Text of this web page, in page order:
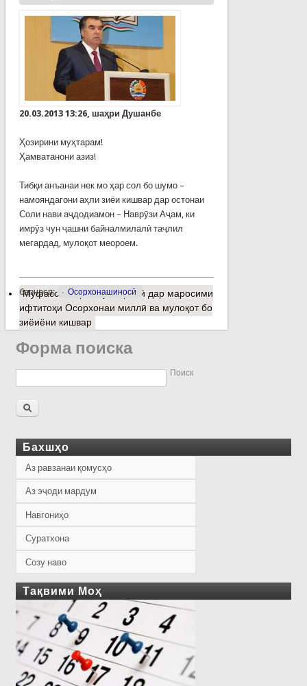
20.03.2013 13:26, шаҳри Душанбе
Ҳозирини муҳтарам!
Ҳамватанони азиз!
Тибқи анъанаи нек мо ҳар сол бо шумо –
намояндагони аҳли зиёи кишвар дар остонаи
Соли нави аҷдодиамон – Наврӯзи Аҷам, ки
имрӯз чун ҷашни байналмилалӣ таҷлил
мегардад, мулоқот меороем.
барчасп: Осорхонашиносӣ
Муфассалтаро Суханронӣ дар маросими
ифтитоҳи Осорхонаи миллӣ ва мулоқот бо
зиёиёни кишвар
Форма поиска
Поиск
Бахшҳо
Аз равзанаи қомусҳо
Аз эҷоди мардум
Навгониҳо
Суратхона
Созу наво
Тақвими Моҳ